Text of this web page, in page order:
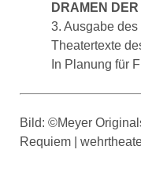
DRAMEN
3. Ausgabe
Theatertexte
In Planung für
Bild: ©Meyer
Requiem |